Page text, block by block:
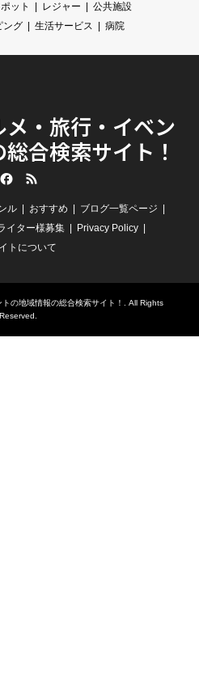
ット
レジャー
公共施設
ング 生活サービス 病院
・旅行・イベン
合検索サイト！
ル おすすめ
ブログ一覧ページ
イター様募集
Privacy Policy
トについて
の地域情報の総合検索サイト！
. All Rights
Reserved.